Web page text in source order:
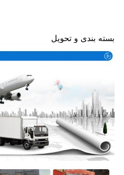
بسته بندی و تحویل